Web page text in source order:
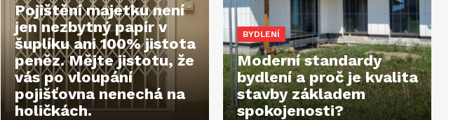
Pojištění majetku není
jen nezbytný papír v
šuplíku ani 100% jistota
peněz. Mějte jistotu, že
vás po vloupání
pojišťovna nenechá na
holičkách.
BYDLENÍ
Moderní standardy
bydlení a proč je kvalita
stavby základem
spokojenosti?